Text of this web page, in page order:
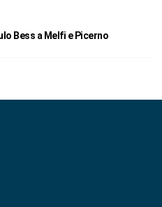
Bess a Melfi e Picerno